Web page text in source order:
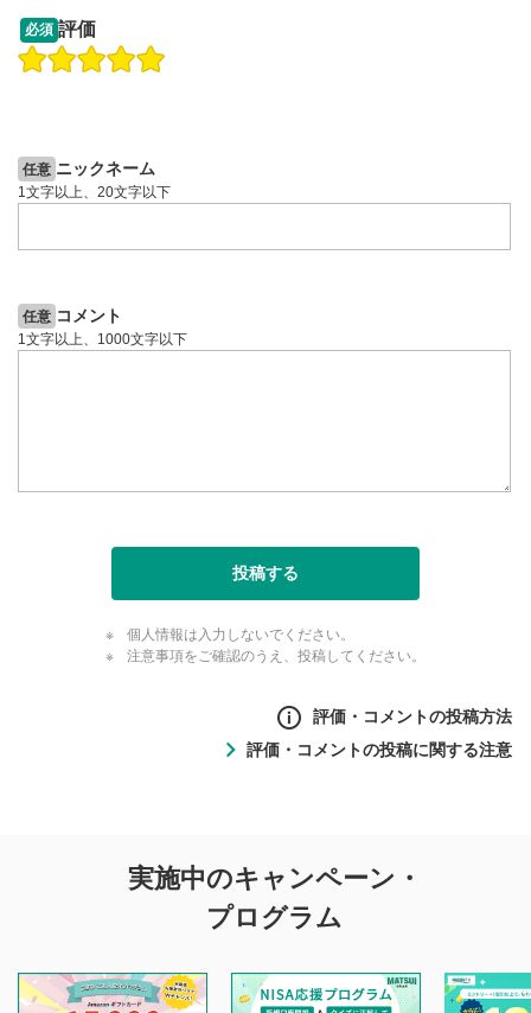
操作説明動画
必須 評価
任意 ニックネーム
1文字以上、20文字以下
任意 コメント
1文字以上、1000文字以下
投稿する
個人情報は入力しないでください。
注意事項をご確認のうえ、投稿してください。
評価・コメントの投稿方法
評価・コメントの投稿に関する注意
投稿に関する注意
を目的として、各動画コンテンツに、評価およびコメントの
投稿ができます。利用者は以下の注意事項をご理解のうえ、
実施中のキャンペーン・
プログラム